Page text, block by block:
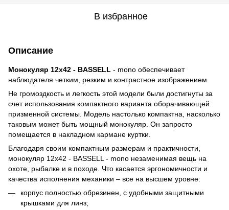
В избранное
Описание
Монокуляр 12х42 - BASSELL - mono обеспечивает
наблюдателя четким, резким и контрастное изображением.
Не громоздкость и легкость этой модели были достигнуты за
счет использования компактного варианта оборачивающей
призменной системы. Модель настолько компактна, насколько
таковым может быть мощный монокуляр. Он запросто
помещается в накладном кармане куртки.
Благодаря своим компактным размерам и практичности,
монокуляр 12х42 - BASSELL - mono незаменимая вещь на
охоте, рыбалке и в походе. Что касается эргономичности и
качества исполнения механики – все на высшем уровне:
корпус полностью обрезинен, с удобными защитными
крышками для линз;